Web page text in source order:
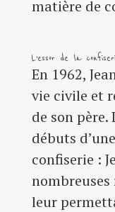
matière de
L’essor de la
En 1962,
vie civile et
de son père.
débuts
confiserie :
leur